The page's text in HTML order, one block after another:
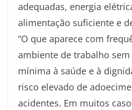
adequadas, energia
alimentação suficiente e
“O que aparece com
ambiente de trabalho
mínima à saúde e à
risco elevado de
acidentes. Em muitos